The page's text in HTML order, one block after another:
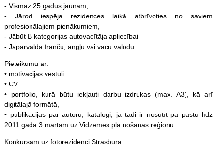
- Vismaz 25 gadus jaunam,
- Jārod iespēja rezidences laikā atbrīvoties no saviem
profesionālajiem pienākumiem,
- Jābūt B kategorijas autovadītāja apliecībai,
- Jāpārvalda franču, angļu vai vācu valodu.
Pieteikumu ar:
• motivācijas vēstuli
• CV
• portfolio, kurā būtu iekļauti darbu izdrukas (max. A3), kā arī
digitālajā formātā,
• publikācijas par autoru, katalogi, ja tādi ir nosūtīt pa pastu līdz
2011.gada 3.martam uz Vidzemes plā nošanas reģionu:
Konkursam uz fotorezidenci Strasbūrā